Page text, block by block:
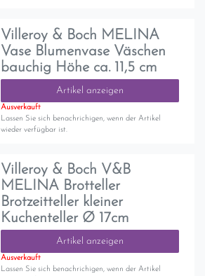
Villeroy & Boch MELINA
Vase Blumenvase Väschen
bauchig Höhe ca. 11,5 cm
Artikel anzeigen
Ausverkauft
Lassen Sie sich benachrichigen, wenn der Artikel
wieder verfügbar ist.
Villeroy & Boch V&B
MELINA Brotteller
Brotzeitteller kleiner
Kuchenteller Ø 17cm
Artikel anzeigen
Ausverkauft
Lassen Sie sich benachrichigen, wenn der Artikel